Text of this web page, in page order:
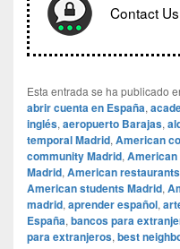
Contact
Esta entrada se ha publicado
abrir cuenta en España,
inglés, aeropuerto Barajas,
temporal Madrid, American
community Madrid, American
Madrid, American
American students Madrid,
madrid, aprender español,
España, bancos para
para extranjeros, best